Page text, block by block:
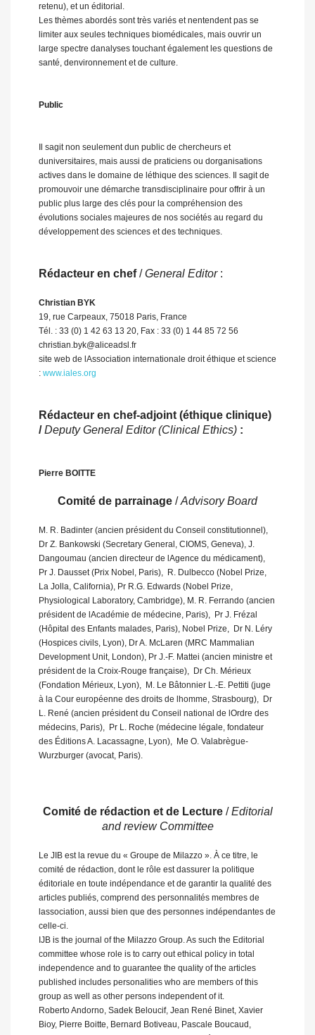
retenu), et un éditorial.
Les thèmes abordés sont très variés et nentendent pas se
limiter aux seules techniques biomédicales, mais ouvrir un
large spectre danalyses touchant également les questions de
santé, denvironnement et de culture.
Public
Il sagit non seulement dun public de chercheurs et
duniversitaires, mais aussi de praticiens ou dorganisations
actives dans le domaine de léthique des sciences. Il sagit de
promouvoir une démarche transdisciplinaire pour offrir à un
public plus large des clés pour la compréhension des
évolutions sociales majeures de nos sociétés au regard du
développement des sciences et des techniques.
Rédacteur en chef/General Editor:
Christian BYK
19, rue Carpeaux, 75018 Paris, France
Tél. : 33 (0) 1 42 63 13 20, Fax : 33 (0) 1 44 85 72 56
christian.byk@aliceadsl.fr
site web de lAssociation internationale droit éthique et science
: www.iales.org
Rédacteur en chef-adjoint (éthique clinique)
/Deputy General Editor (Clinical Ethics) :
Pierre BOITTE
Comité de parrainage /Advisory Board
M. R. Badinter (ancien président du Conseil constitutionnel),
Dr Z. Bankowski (Secretary General, CIOMS, Geneva), J.
Dangoumau (ancien directeur de lAgence du médicament), 
Pr J. Dausset (Prix Nobel, Paris),  R. Dulbecco (Nobel Prize,
La Jolla, California), Pr R.G. Edwards (Nobel Prize,
Physiological Laboratory, Cambridge), M. R. Ferrando (ancien
président de lAcadémie de médecine, Paris),  Pr J. Frézal
(Hôpital des Enfants malades, Paris), Nobel Prize,  Dr N. Léry
(Hospices civils, Lyon), Dr A. McLaren (MRC Mammalian
Development Unit, London), Pr J.-F. Mattei (ancien ministre et
président de la Croix-Rouge française),  Dr Ch. Mérieux
(Fondation Mérieux, Lyon),  M. Le Bâtonnier L.-E. Pettiti (juge
à la Cour européenne des droits de lhomme, Strasbourg),  Dr
L. René (ancien président du Conseil national de lOrdre des
médecins, Paris),  Pr L. Roche (médecine légale, fondateur
des Éditions A. Lacassagne, Lyon),  Me O. Valabrègue-
Wurzburger (avocat, Paris).
Comité de rédaction et de Lecture/Editorial
and review Committee
Le JIB est la revue du « Groupe de Milazzo ». À ce titre, le
comité de rédaction, dont le rôle est dassurer la politique
éditoriale en toute indépendance et de garantir la qualité des
articles publiés, comprend des personnalités membres de
lassociation, aussi bien que des personnes indépendantes de
celle-ci.
IJB is the journal of the Milazzo Group. As such the Editorial
committee whose role is to carry out ethical policy in total
independence and to guarantee the quality of the articles
published includes personalities who are members of this
group as well as other persons independent of it.
Roberto Andorno, Sadek Beloucif, Jean René Binet, Xavier
Bioy, Pierre Boitte, Bernard Botiveau, Pascale Boucaud,